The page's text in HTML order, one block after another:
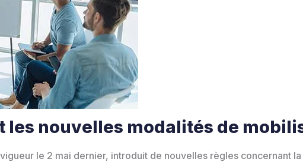
les nouvelles modalités de
le 2 mai dernier, introduit de nouvelles règles concernant